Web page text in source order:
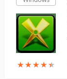
★★★★★
★★★★★